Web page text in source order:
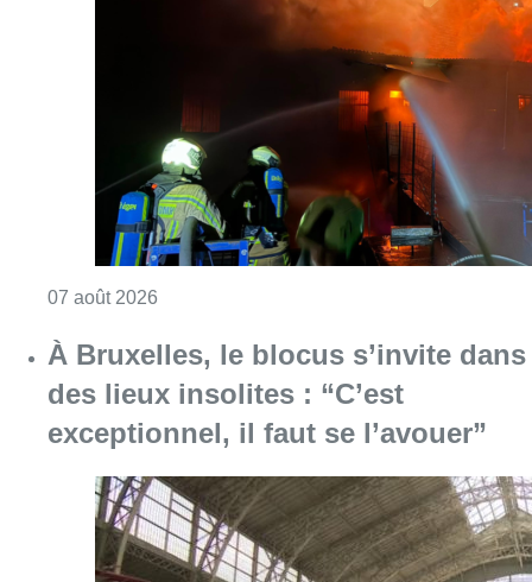
07 août 2026
À Bruxelles, le blocus s’invite dans
des lieux insolites : “C’est
exceptionnel, il faut se l’avouer”